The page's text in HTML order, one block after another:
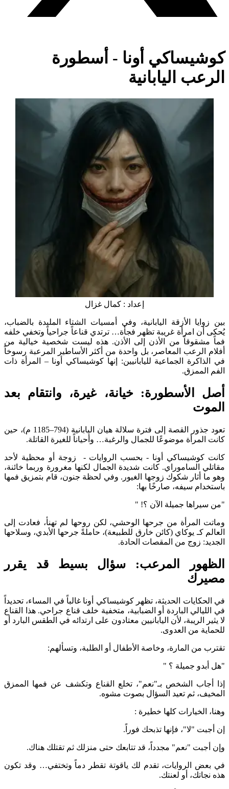
كوشيساكي أونا - أسطورة
الرعب اليابانية
إعداد : كمال غزال
بين زوايا الأزقة اليابانية، وفي أمسيات الشتاء الملبدة بالضباب،
يُحكى أن امرأة غريبة تظهر فجأة… ترتدي قناعاً جراحياً وتخفي خلفه
فماً مشقوقاً من الأذن إلى الأذن. هذه ليست شخصية خيالية من
أفلام الرعب المعاصر، بل واحدة من أكثر الأساطير المرعبة رسوخاً
في الذاكرة الجماعية لليابانيين: إنها كوشيساكي أونا – المرأة ذات
الفم الممزق.
أصل الأسطورة: خيانة، غيرة، وانتقام بعد
الموت
تعود جذور القصة إلى فترة سلالة هيان اليابانية (794–1185 م)، حين
كانت المرأة موضوعًا للجمال والرغبة… وأحياناً للغيرة القاتلة.
كانت كوشيساكي أونا - بحسب الروايات - زوجة أو محظية لأحد
مقاتلي الساموراي. كانت شديدة الجمال لكنها مغرورة وربما خائنة،
وهو ما أثار شكوك زوجها الغيور. وفي لحظة جنون، قام بتمزيق فمها
باستخدام سيفه، صارخًا بها:
"من سيراها جميلة الآن ؟! "
وماتت المرأة من جرحها الوحشي، لكن روحها لم تهنأ، فعادت إلى
العالم كـ يوكاي (كائن خارق للطبيعة)، حاملةً جرحها الأبدي، وسلاحها
الجديد: زوج من المقصات الحادة.
الظهور المرعب: سؤال بسيط قد يقرر
مصيرك
في الحكايات الحديثة، تظهر كوشيساكي أونا غالباً في المساء، تحديداً
في الليالي الباردة أو الضبابية، متخفية خلف قناع جراحي. هذا القناع
لا يثير الريبة، لأن اليابانيين معتادون على ارتدائه في الطقس البارد أو
للحماية من العدوى.
تقترب من المارة، وخاصة الأطفال أو الطلبة، وتسألهم:
"هل أبدو جميلة ؟ "
إذا أجاب الشخص بـ"نعم"، تخلع القناع وتكشف عن فمها الممزق
المخيف، ثم تعيد السؤال بصوت مشوه.
وهنا، الخيارات كلها خطيرة :
إن أجبت "لا"، فإنها تذبحك فوراً.
وإن أجبت "نعم" مجدداً، قد تتابعك حتى منزلك ثم تقتلك هناك.
في بعض الروايات، تقدم لك ياقوتة تقطر دماً وتختفي… وقد تكون
هذه نجاتك، أو لعنتك.